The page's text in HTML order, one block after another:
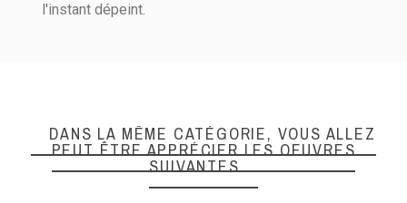
l'instant dépeint.
DANS LA MÊME CATÉGORIE, VOUS ALLEZ
PEUT ÊTRE APPRÉCIER LES OEUVRES
SUIVANTES